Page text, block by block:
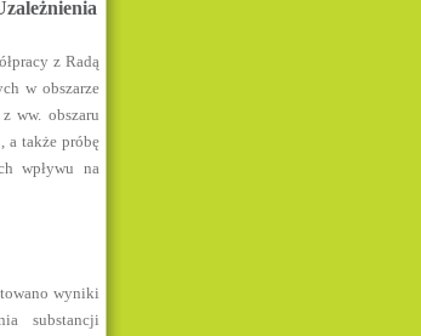
z Radą
w obszarze
ww. obszaru
a także próbę
wpływu na
wyniki
substancji